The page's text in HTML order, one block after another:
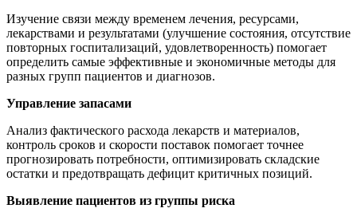
Изучение связи между временем лечения, ресурсами,
лекарствами и результатами (улучшение состояния, отсутствие
повторных госпитализаций, удовлетворенность) помогает
определить самые эффективные и экономичные методы для
разных групп пациентов и диагнозов.
Управление запасами
Анализ фактического расхода лекарств и материалов,
контроль сроков и скорости поставок помогает точнее
прогнозировать потребности, оптимизировать складские
остатки и предотвращать дефицит критичных позиций.
Выявление пациентов из группы риска